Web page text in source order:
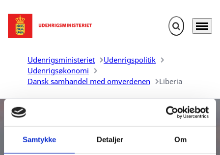
Samtykke Detaljer Om
Gå til forsiden Fold søgefelt
Menu
Udenrigsministeriet
Udenrigspolitik
Udenrigsøkonomi
Dansk samhandel med omverdenen
Liberia